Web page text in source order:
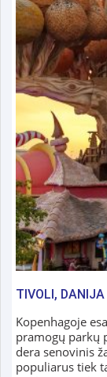
TIVOLI, DANIJA
Kopenhagoje
pramogų parkų
dera senovinis
populiarus tiek